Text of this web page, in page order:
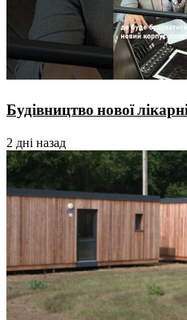
Будівництво нової
2 дні назад